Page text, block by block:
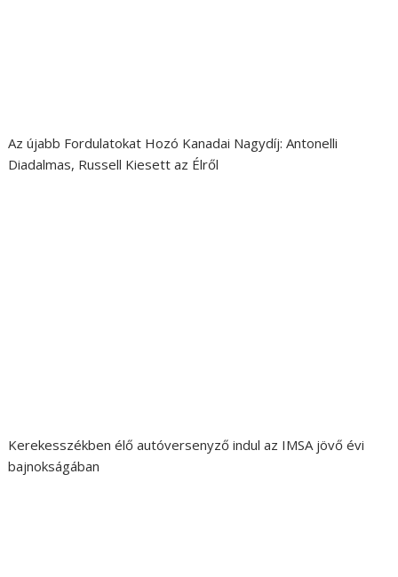
Az újabb Fordulatokat Hozó Kanadai Nagydíj: Antonelli
Diadalmas, Russell Kiesett az Élről
Kerekesszékben élő autóversenyző indul az IMSA jövő évi
bajnokságában